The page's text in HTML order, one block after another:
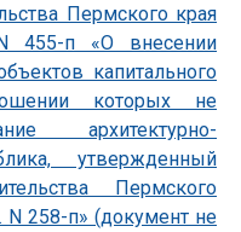
Пермского края
455-п «О внесении
капитального
которых не
архитектурно-
утвержденный
Пермского
N 258-п» (документ не